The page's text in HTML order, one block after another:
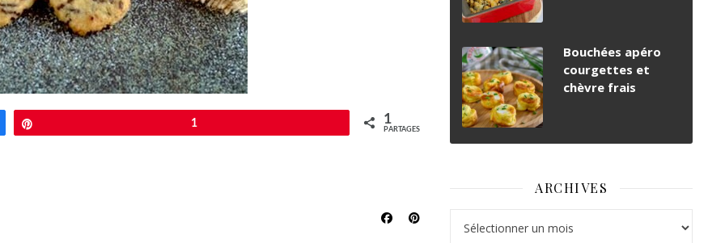
1 1
PARTAGES
Bouchées apéro
courgettes et
chèvre frais
ARCHIVES